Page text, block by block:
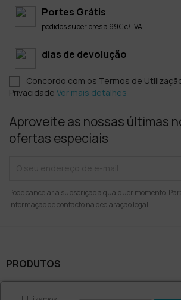
Portes Grátis
pedidos superiores a 99€ c/ IVA
dias de devolução
Concordo com os Termos de
Privacidade Ver mais detalhes
Aproveite as nossas últimas
ofertas especiais
Pode cancelar a subscrição a qualquer momento.
informação de contacto na declaração legal.
PRODUTOS
AJUDA